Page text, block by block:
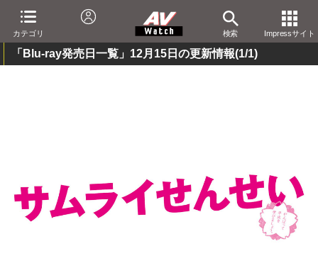
カテゴリ 検索 Impressサイト
「Blu-ray発売日一覧」12月15日の更新情報(1/1)